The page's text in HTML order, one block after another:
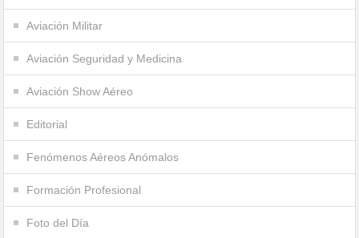
Aviación Militar
Aviación Seguridad y Medicina
Aviación Show Aéreo
Editorial
Fenómenos Aéreos Anómalos
Formación Profesional
Foto del Día